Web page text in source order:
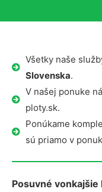
Všetky naše
Slovenska.
V našej ponuke
ploty.sk.
Ponúkame
sú priamo v
Posuvné